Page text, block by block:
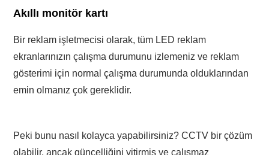
Akıllı monitör kartı
Bir reklam işletmecisi olarak, tüm LED reklam
ekranlarınızın çalışma durumunu izlemeniz ve reklam
gösterimi için normal çalışma durumunda olduklarından
emin olmanız çok gereklidir.
Peki bunu nasıl kolayca yapabilirsiniz? CCTV bir çözüm
olabilir, ancak güncelliğini yitirmiş ve çalışmaz